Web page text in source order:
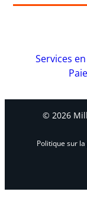
Services
© 2026
Politique sur